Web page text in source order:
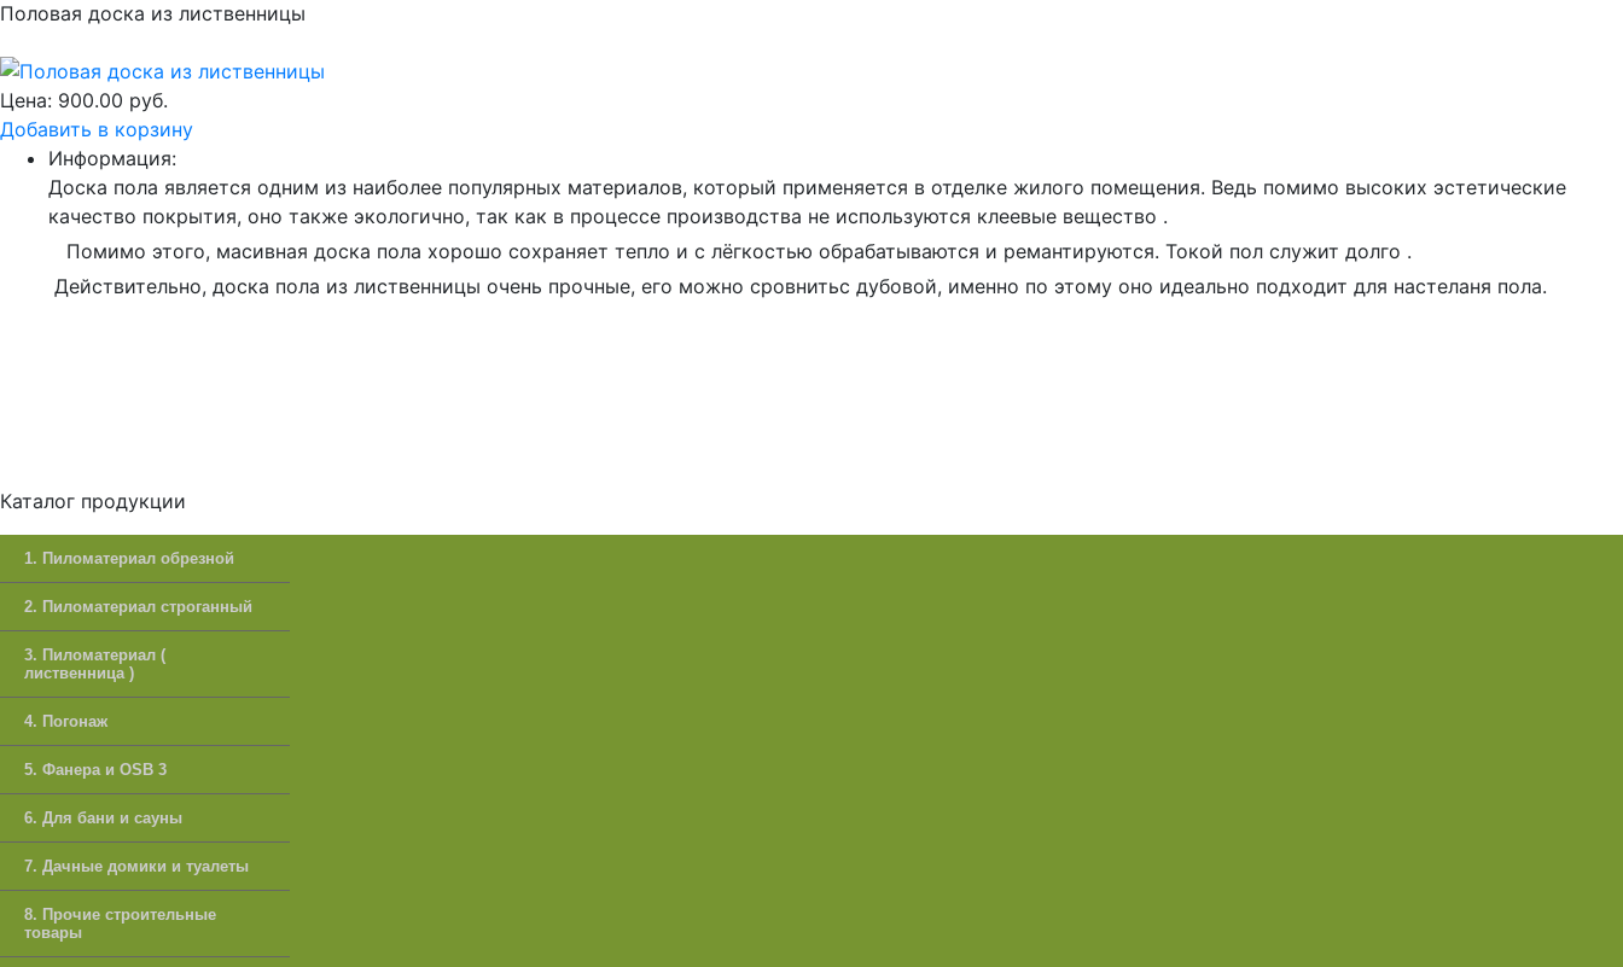
Половая доска из лиственницы
Цена: 900.00 руб.
Добавить в корзину
Информация:
Доска пола является одним из наиболее популярных материалов, который применяется в отделке жилого помещения. Ведь помимо высоких эстетические
качество покрытия, оно также экологично, так как в процессе производства не используются клеевые вещество .
Помимо этого, масивная доска пола хорошо сохраняет тепло и с лёгкостью обрабатываются и ремантируются. Токой пол служит долго .
Действительно, доска пола из лиственницы очень прочные, его можно сровнитьс дубовой, именно по этому оно идеально подходит для настеланя пола.
Каталог продукции
1. Пиломатериал обрезной
2. Пиломатериал строганный
3. Пиломатериал (
лиственница )
4. Погонаж
5. Фанера и OSB 3
6. Для бани и сауны
7. Дачные домики и туалеты
8. Прочие строительные
товары